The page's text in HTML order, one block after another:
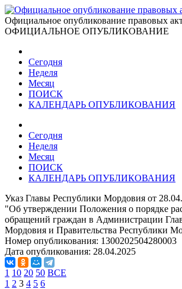
Официальное опубликование правовых
ОФИЦИАЛЬНОЕ ОПУБЛИКОВАНИЕ
Сегодня
Неделя
Месяц
ПОИСК
КАЛЕНДАРЬ ОПУБЛИКОВАНИЯ
Сегодня
Неделя
Месяц
ПОИСК
КАЛЕНДАРЬ ОПУБЛИКОВАНИЯ
Указ Главы Республики Мордовия от
"Об утверждении Положения о порядке
обращений граждан в Администрации
Мордовия и Правительства Республики
Номер опубликования: 1300202504280003
Дата опубликования: 28.04.2025
1 10 20 50 ВСЕ
1 2 3 4 5 6